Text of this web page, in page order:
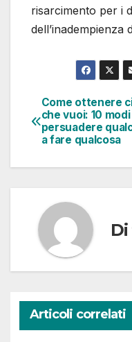
risarcimento per i
dell’inadempienza
articoli
Come ottenere
che vuoi: 10
persuadere
a fare qualcosa
Di
Articoli correlati